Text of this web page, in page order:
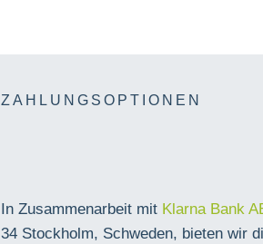
ZAHLUNGSOPTIONEN
In Zusammenarbeit mit Klarna Bank
34 Stockholm, Schweden, bieten wir